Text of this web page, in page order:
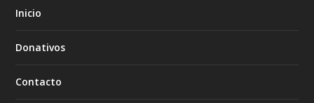
Inicio
Donativos
Contacto